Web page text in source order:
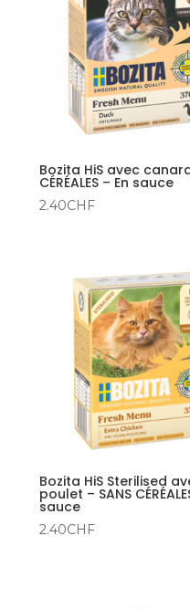
Bozita HiS avec
CÉRÉALES – En sauce
2.40CHF
Bozita HiS Sterilised
poulet – SANS
sauce
2.40CHF